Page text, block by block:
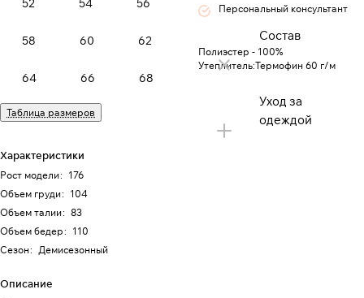
52 54 56
58 60 62
64 66 68
Таблица размеров
Характеристики
Рост модели: 176
Объем груди: 104
Объем талии: 83
Объем бедер: 110
Сезон: Демисезонный
Описание
Персональный консультант
Состав
Полиэстер - 100%
Утеплитель:Термофин 60 г/м
Уход за
одеждой